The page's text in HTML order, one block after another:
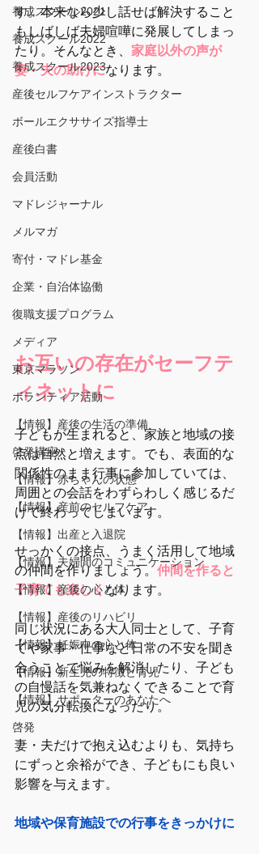
養成スクール2021
養成スクール2022
養成スクール2023
産後セルフケアインストラクター
ボールエクササイズ指導士
産後白書
会員活動
マドレジャーナル
メルマガ
寄付・マドレ基金
企業・自治体協働
復職支援プログラム
メディア
東京マラソン
ボランティア活動
【情報】産後の生活の準備
啓発講座
【情報】赤ちゃんの状態
【情報】産前のセルフケア
【情報】出産と入退院
【情報】夫婦間のコミュニケーション
【情報】産後の心と体
【情報】産後のリハビリ
【情報】妊娠中の心と体
【情報】新生児の特徴と育児
【情報】サポーターのあなたへ
啓発
す。本来なら少し話せば解決すること
もしばしば夫婦喧嘩に発展してしまっ
たり。そんなとき、 家庭以外の声が
妻・夫の助けになります。
お互いの存在がセーフテ
ィネットに
子どもが生まれると、家族と地域の接
点は自然と増えます。でも、表面的な
関係性のまま行事に参加していては、
周囲との会話をわずらわしく感じるだ
けで終わってしまいます。
せっかくの接点、うまく活用して地域
の仲間を作りましょう。仲間を作ると
子育ても楽しくなります。
同じ状況にある大人同士として、子育
てや家事・仕事など日常の不安を聞き
合うことで悩みを解消したり、子ども
の自慢話を気兼ねなくできることで育
児の気分転換になったり。
妻・夫だけで抱え込むよりも、気持ち
にずっと余裕ができ、子どもにも良い
影響を与えます。
地域や保育施設での行事をきっかけに